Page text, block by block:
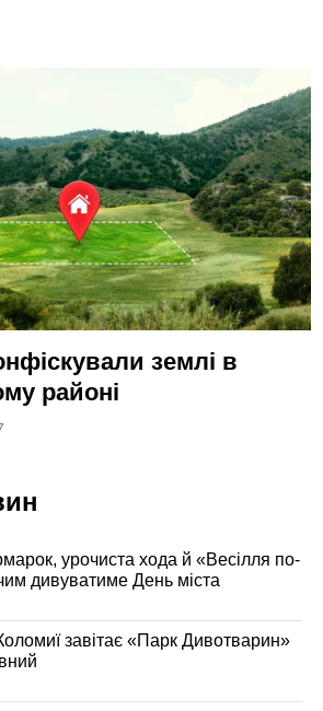
землі в
районі
урочиста хода й «Весілля по-
дивуватиме День міста
завітає «Парк Дивотварин»